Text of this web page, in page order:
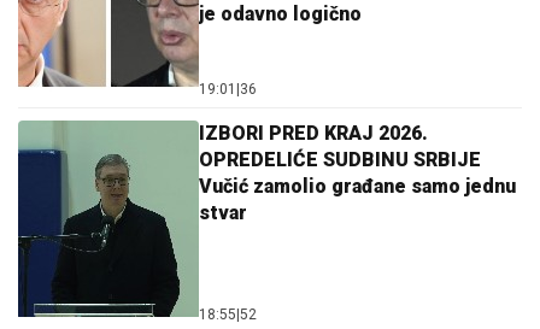
je odavno logično
19:01 36
IZBORI PRED KRAJ 2026.
OPREDELIĆE SUDBINU SRBIJE
Vučić zamolio građane samo jednu
stvar
18:55 52